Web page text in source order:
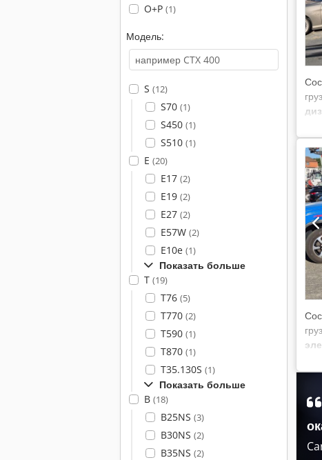
O+P (1)
Модель:
S (12)
S70 (1)
S450 (1)
S510 (1)
E (20)
E17 (2)
E19 (2)
E27 (2)
E57W (2)
E10e (1)
Показать больше
T (19)
T76 (5)
T770 (2)
T590 (1)
T870 (1)
T35.130S (1)
Показать больше
B (18)
B25NS (3)
B30NS (2)
B35NS (2)
4-й
-